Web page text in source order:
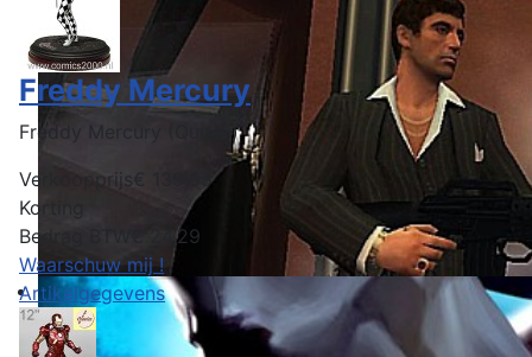
Freddy Mercury
Freddy Mercury (Queen)
Verkoopprijs€ 139,95
Korting
Bedrag BTW
€ 24,29
Waarschuw mij !
Artikelgegevens